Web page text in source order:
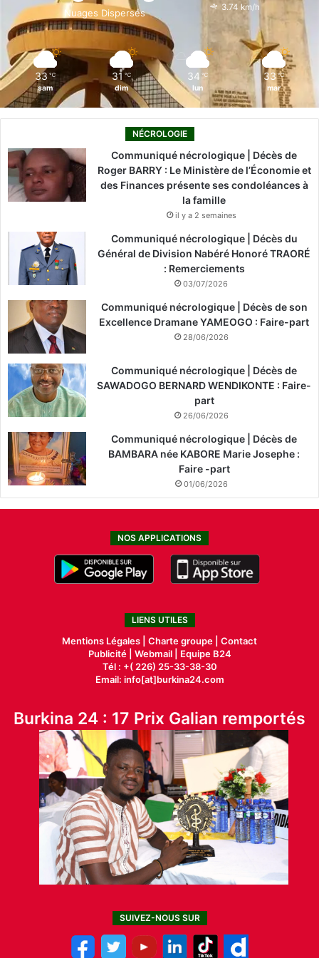
k
n
Nuages Dispersés
3.74 km/h
33 ℃
sam
31 ℃
dim
34 ℃
lun
33 ℃
mar
NÉCROLOGIE
Communiqué nécrologique | Décès de
Roger BARRY : Le Ministère de l’Économie et
des Finances présente ses condoléances à
la famille
il y a 2 semaines
Communiqué nécrologique | Décès du
Général de Division Nabéré Honoré TRAORÉ
: Remerciements
03/07/2026
Communiqué nécrologique | Décès de son
Excellence Dramane YAMEOGO : Faire-part
28/06/2026
Communiqué nécrologique | Décès de
SAWADOGO BERNARD WENDIKONTE : Faire-
part
26/06/2026
Communiqué nécrologique | Décès de
BAMBARA née KABORE Marie Josephe :
Faire -part
01/06/2026
NOS APPLICATIONS
LIENS UTILES
Mentions Légales | Charte groupe | Contact
Publicité| Webmail |
Equipe B24
Tél : +( 226) 25-33-38-30
Email: info[at]burkina24.com
Burkina 24 : 17 Prix Galian remportés
SUIVEZ-NOUS SUR